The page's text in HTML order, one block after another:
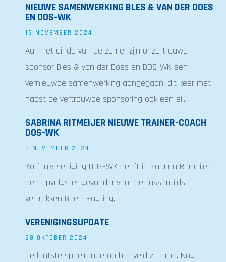
NIEUWE SAMENWERKING BLES & VAN DER DOES
EN DOS-WK
13 NOVEMBER 2024
Aan het einde van de zomer zijn onze trouwe
sponsor Bles & van der Does en DOS-WK een
vernieuwde samenwerking aangegaan, dit keer met
naast de vertrouwde sponsoring ook een ei...
SABRINA RITMEIJER NIEUWE TRAINER-COACH
DOS-WK
3 NOVEMBER 2024
Korfbalvereniging DOS-WK heeft in Sabrina Ritmeijer
een opvolgster gevondenvoor de tussentijds
vertrokken Geert Hagting.
VERENIGINGSUPDATE
28 OKTOBER 2024
De laatste speelronde op het veld zit erop. Nog